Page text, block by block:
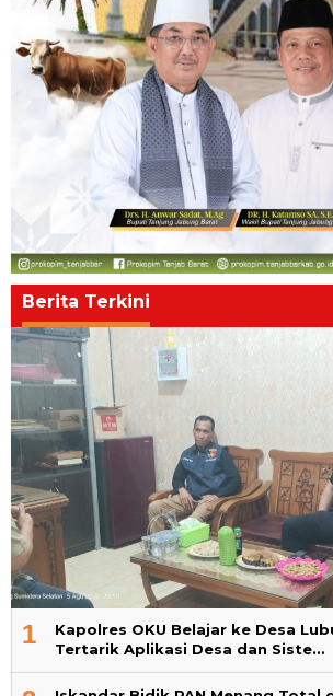
Berita Terkini
1
Kapolres OKU Belajar ke Desa
Tertarik Aplikasi Desa dan Siste…